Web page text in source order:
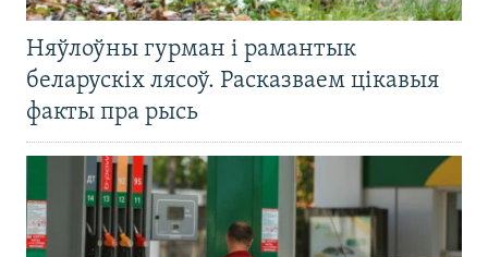
Няўлоўны гурман і рамантык
беларускіх лясоў. Расказваем цікавыя
факты пра рысь